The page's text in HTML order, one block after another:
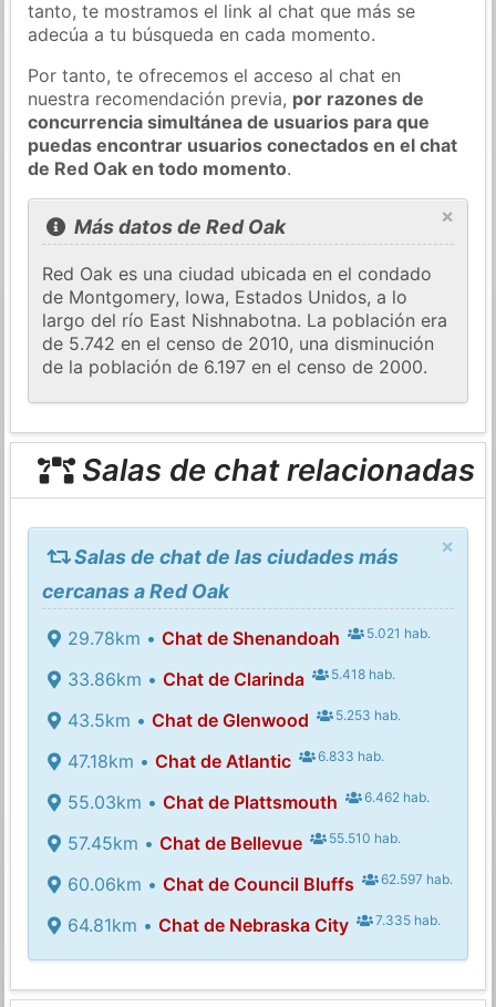
tanto, te mostramos el link al chat que más se
adecúa a tu búsqueda en cada momento.
Por tanto, te ofrecemos el acceso al chat en
nuestra recomendación previa, por razones de
concurrencia simultánea de usuarios para que
puedas encontrar usuarios conectados en el chat
de Red Oak en todo momento.
×
Más datos de Red Oak
Red Oak es una ciudad ubicada en el condado
de Montgomery, Iowa, Estados Unidos, a lo
largo del río East Nishnabotna. La población era
de 5.742 en el censo de 2010, una disminución
de la población de 6.197 en el censo de 2000.
Salas de chat relacionadas
×
Salas de chat de las ciudades más
cercanas a Red Oak
29.78km • Chat de Shenandoah 5.021 hab.
33.86km • Chat de Clarinda 5.418 hab.
43.5km • Chat de Glenwood 5.253 hab.
47.18km • Chat de Atlantic 6.833 hab.
55.03km • Chat de Plattsmouth 6.462 hab.
57.45km • Chat de Bellevue 55.510 hab.
60.06km • Chat de Council Bluffs 62.597 hab.
64.81km • Chat de Nebraska City 7.335 hab.